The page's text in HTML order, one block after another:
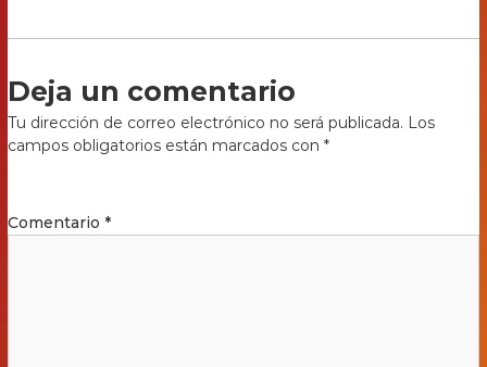
Deja un comentario
Tu dirección de correo electrónico no será publicada. Los
campos obligatorios están marcados con *
Comentario *